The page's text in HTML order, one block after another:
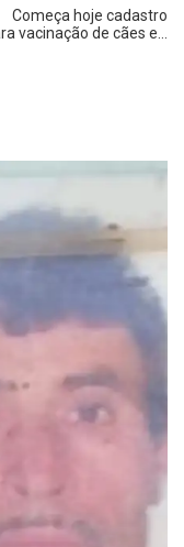
Começa hoje cadastro
vacinação de cães e…